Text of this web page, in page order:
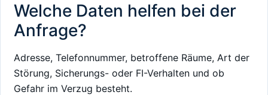
Welche Daten helfen bei der
Anfrage?
Adresse, Telefonnummer, betroffene Räume, Art der
Störung, Sicherungs- oder FI-Verhalten und ob
Gefahr im Verzug besteht.